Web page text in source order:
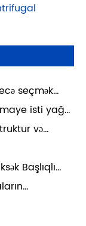
seçmək
isti yağ
və
Başlıqlı
üzrə Qeydlər